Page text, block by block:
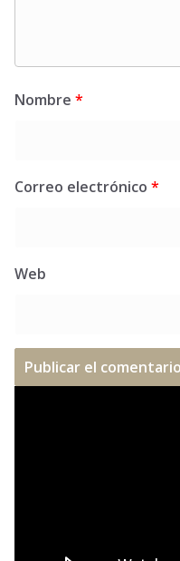
Nombre *
Correo electrónico *
Web